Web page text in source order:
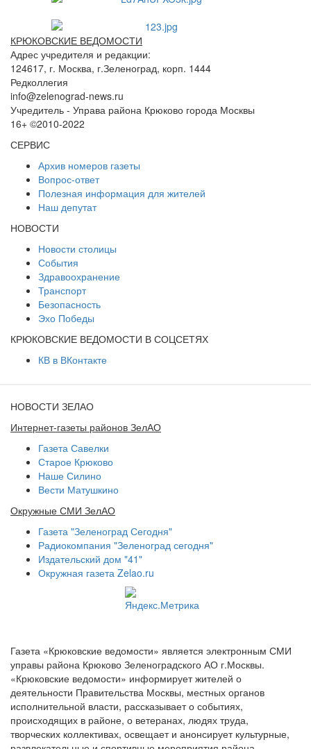
КРЮКОВСКИЕ ВЕДОМОСТИ
Адрес учредителя и редакции:
124617, г. Москва, г.Зеленоград, корп. 1444
Редколлегия
info@zelenograd-news.ru
Учредитель - Управа района Крюково города Москвы
16+ ©2010-2022
СЕРВИС
Архив номеров газеты
Вопрос-ответ
Полезная информация для жителей
Наш депутат
НОВОСТИ
Новости столицы
События
Здравоохранение
Транспорт
Безопасность
Эхо Победы
КРЮКОВСКИЕ ВЕДОМОСТИ В СОЦСЕТЯХ
КВ в ВКонтакте
НОВОСТИ ЗЕЛАО
Интернет-газеты районов ЗелАО
Газета Савелки
Старое Крюково
Наше Силино
Вести Матушкино
Окружные СМИ ЗелАО
Газета "Зеленоград Сегодня"
Радиокомпания "Зеленоград сегодня"
Издательский дом "41"
Окружная газета Zelao.ru
Газета «Крюковские ведомости» является электронным СМИ
управы района Крюково Зеленоградского АО г.Москвы.
«Крюковские ведомости» информирует жителей о
деятельности Правительства Москвы, местных органов
исполнительной власти, рассказывает о событиях,
происходящих в районе, о ветеранах, людях труда,
творческих коллективах, освещает и анонсирует культурные,